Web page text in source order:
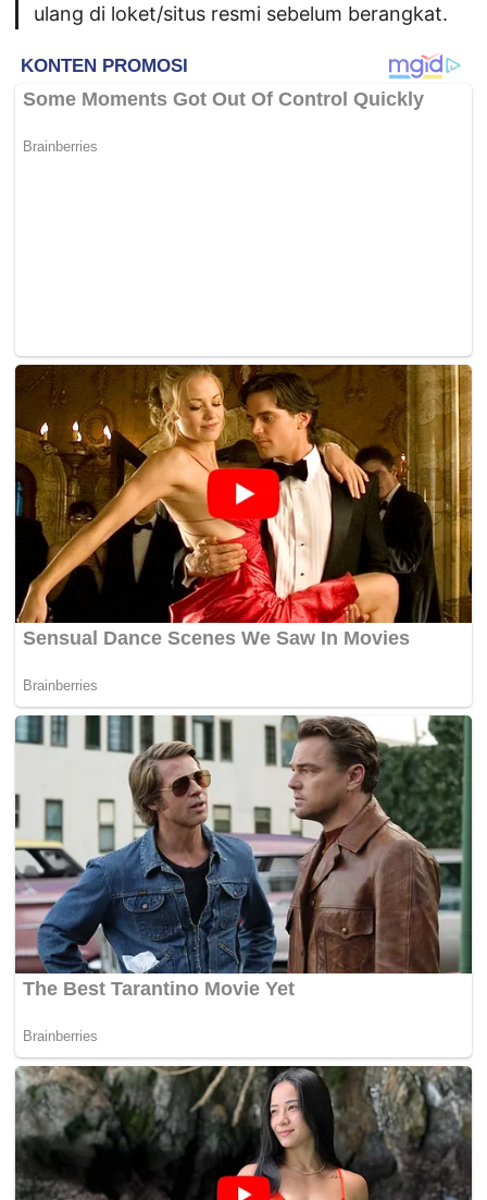
ulang di loket/situs resmi sebelum berangkat.